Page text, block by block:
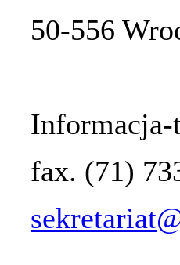
50-556
Informacja-
fax. (71)